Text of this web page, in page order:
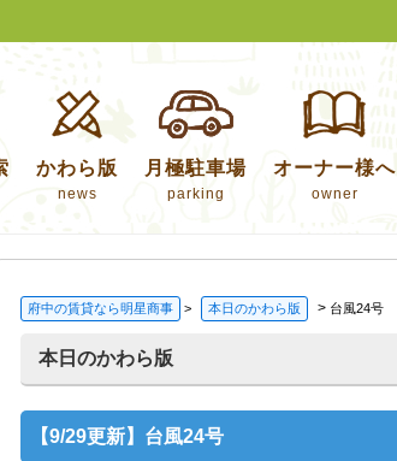
かわら版
news
月極駐車場
parking
オーナー様へ
owner
府中の賃貸なら明星商事 > 本日のかわら版 > 台風24号
本日のかわら版
【9/29更新】台風24号